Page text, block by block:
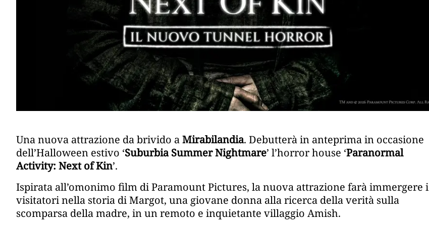
Una nuova attrazione da brivido aMirabilandia. Debutterà in anteprima in occasione
dell’Halloween estivo ‘Suburbia Summer Nightmare’ l’horror house ‘Paranormal
Activity: Next of Kin’.
Ispirata all’omonimo film di Paramount Pictures, la nuova attrazione farà immergere i
visitatori nella storia di Margot, una giovane donna alla ricerca della verità sulla
scomparsa della madre, in un remoto e inquietante villaggio Amish.